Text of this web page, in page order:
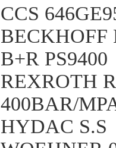
CCS
BECKHOFF
B+R PS9400
REXROTH
400BAR/
HYDAC S.S